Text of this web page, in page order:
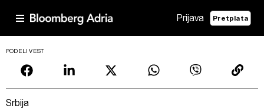
Prijava Pretplata
PODELI VEST
Srbija